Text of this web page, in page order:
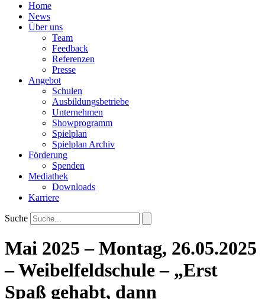
Home
News
Über uns
Team
Feedback
Referenzen
Presse
Angebot
Schulen
Ausbildungsbetriebe
Unternehmen
Showprogramm
Spielplan
Spielplan Archiv
Förderung
Spenden
Mediathek
Downloads
Karriere
Suche
Mai 2025 – Montag, 26.05.2025
– Weibelfeldschule – „Erst
Spaß gehabt, dann